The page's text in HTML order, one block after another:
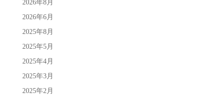
2026年8月
2026年6月
2025年8月
2025年5月
2025年4月
2025年3月
2025年2月